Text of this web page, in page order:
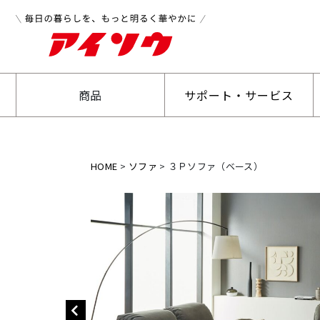
商品 サポート・サービス
HOME ソファ ３Ｐソファ（ベース）